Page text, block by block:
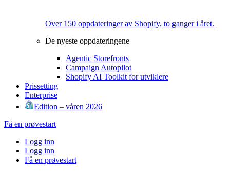
Over 150 oppdateringer av Shopify, to ganger i året.
De nyeste oppdateringene
Agentic Storefronts
Campaign Autopilot
Shopify AI Toolkit for utviklere
Prissetting
Enterprise
Edition – våren 2026
Få en prøvestart
Logg inn
Logg inn
Få en prøvestart